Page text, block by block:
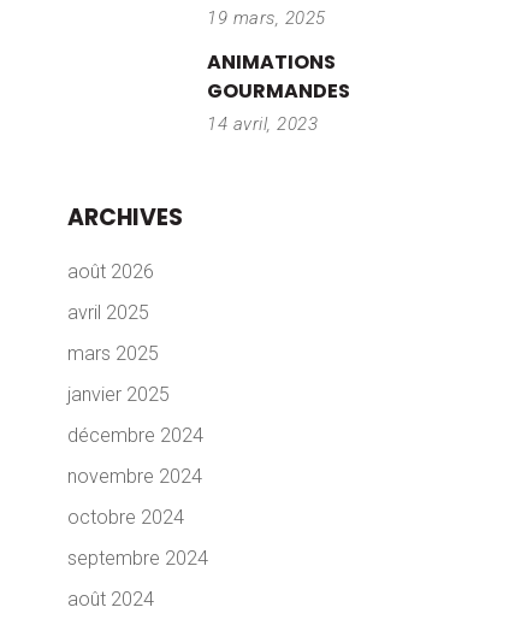
19 mars, 2025
ANIMATIONS
GOURMANDES
14 avril, 2023
ARCHIVES
août 2026
avril 2025
mars 2025
janvier 2025
décembre 2024
novembre 2024
octobre 2024
septembre 2024
août 2024